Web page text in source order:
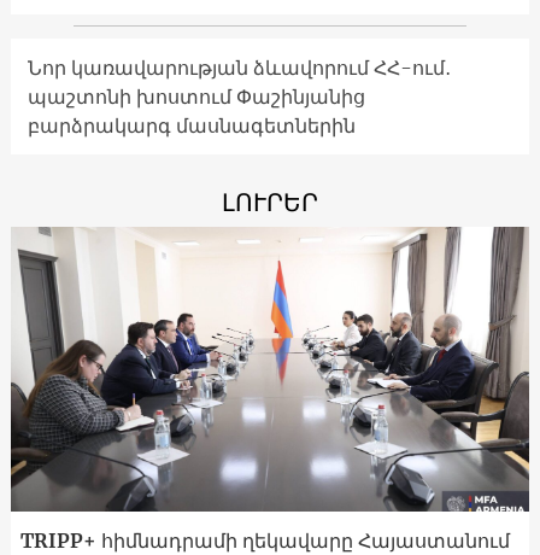
Նոր կառավարության ձևավորում ՀՀ-ում․
պաշտոնի խոստում Փաշինյանից
բարձրակարգ մասնագետներին
ԼՈՒՐԵՐ
TRIPP+ հիմնադրամի ղեկավարը Հայաստանում